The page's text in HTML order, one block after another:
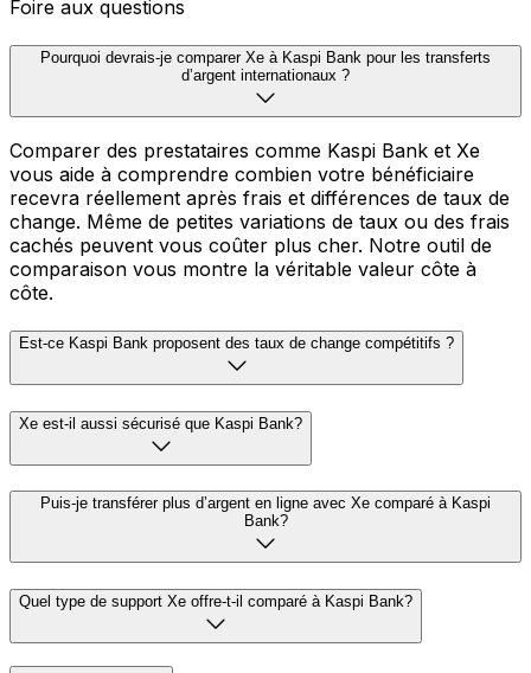
Foire aux questions
Pourquoi devrais-je comparer Xe à Kaspi Bank pour les transferts
d’argent internationaux ?
Comparer des prestataires comme Kaspi Bank et Xe
vous aide à comprendre combien votre bénéficiaire
recevra réellement après frais et différences de taux de
change. Même de petites variations de taux ou des frais
cachés peuvent vous coûter plus cher. Notre outil de
comparaison vous montre la véritable valeur côte à
côte.
Est-ce Kaspi Bank proposent des taux de change compétitifs ?
Xe est-il aussi sécurisé que Kaspi Bank?
Puis-je transférer plus d’argent en ligne avec Xe comparé à Kaspi
Bank?
Quel type de support Xe offre-t-il comparé à Kaspi Bank?